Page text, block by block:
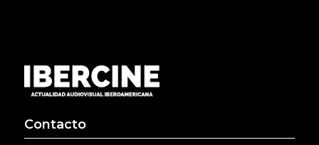
Contacto